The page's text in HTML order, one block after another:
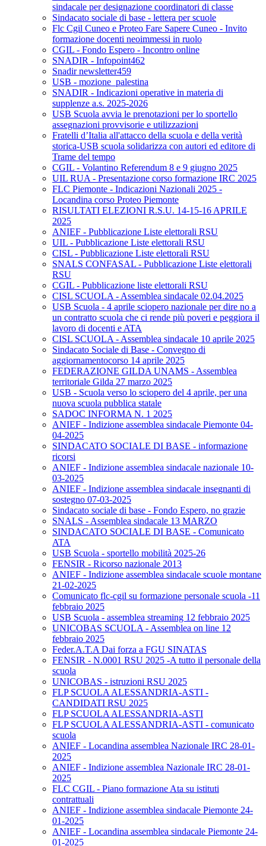
sindacale per designazione coordinatori di classe
Sindacato sociale di base - lettera per scuole
Flc Cgil Cuneo e Proteo Fare Sapere Cuneo - Invito
formazione docenti neoimmessi in ruolo
CGIL - Fondo Espero - Incontro online
SNADIR - Infopoint462
Snadir newsletter459
USB - mozione_palestina
SNADIR - Indicazioni operative in materia di
supplenze a.s. 2025-2026
USB Scuola avvia le prenotazioni per lo sportello
assegnazioni provvisorie e utilizzazioni
Fratelli d’Italia all'attacco della scuola e della verità
storica-USB scuola solidarizza con autori ed editore di
Trame del tempo
CGIL - Volantino Referendum 8 e 9 giugno 2025
UIL RUA - Presentazione corso formazione IRC 2025
FLC Piemonte - Indicazioni Nazionali 2025 -
Locandina corso Proteo Piemonte
RISULTATI ELEZIONI R.S.U. 14-15-16 APRILE
2025
ANIEF - Pubblicazione Liste elettorali RSU
UIL - Pubblicazione Liste elettorali RSU
CISL - Pubblicazione Liste elettorali RSU
SNALS CONFASAL - Pubblicazione Liste elettorali
RSU
CGIL - Pubblicazione liste elettorali RSU
CISL SCUOLA - Assemblea sindacale 02.04.2025
USB Scuola - 4 aprile sciopero nazionale per dire no a
un contratto scuola che ci rende più poveri e peggiora il
lavoro di docenti e ATA
CISL SCUOLA - Assemblea sindacale 10 aprile 2025
Sindacato Sociale di Base - Convegno di
aggiornamentocorso 14 aprile 2025
FEDERAZIONE GILDA UNAMS - Assemblea
territoriale Gilda 27 marzo 2025
USB - Scuola verso lo sciopero del 4 aprile, per una
nuova scuola pubblica statale
SADOC INFORMA N. 1 2025
ANIEF - Indizione assemblea sindacale Piemonte 04-
04-2025
SINDACATO SOCIALE DI BASE - informazione
ricorsi
ANIEF - Indizione assemblea sindacale nazionale 10-
03-2025
ANIEF - Indizione assemblea sindacale insegnanti di
sostegno 07-03-2025
Sindacato sociale di base - Fondo Espero, no grazie
SNALS - Assemblea sindacale 13 MARZO
SINDACATO SOCIALE DI BASE - Comunicato
ATA
USB Scuola - sportello mobilità 2025-26
FENSIR - Ricorso nazionale 2013
ANIEF - Indizione assemblea sindacale scuole montane
21-02-2025
Comunicato flc-cgil su formazione personale scuola -11
febbraio 2025
USB Scuola - assemblea streaming 12 febbraio 2025
UNICOBAS SCUOLA - Assemblea on line 12
febbraio 2025
Feder.A.T.A Dai forza a FGU SINATAS
FENSIR - N.0001 RSU 2025 -A tutto il personale della
scuola
UNICOBAS - istruzioni RSU 2025
FLP SCUOLA ALESSANDRIA-ASTI -
CANDIDATI RSU 2025
FLP SCUOLA ALESSANDRIA-ASTI
FLP SCUOLA ALESSANDRIA-ASTI - comunicato
scuola
ANIEF - Locandina assemblea Nazionale IRC 28-01-
2025
ANIEF - Indizione assemblea Nazionale IRC 28-01-
2025
FLC CGIL - Piano formazione Ata su istituti
contrattuali
ANIEF - Indizione assemblea sindacale Piemonte 24-
01-2025
ANIEF - Locandina assemblea sindacale Piemonte 24-
01-2025